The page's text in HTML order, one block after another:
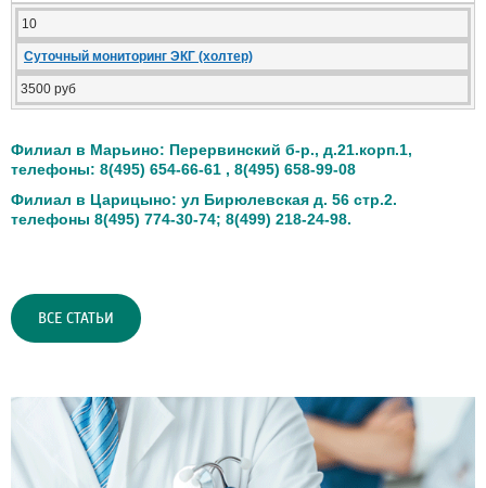
10
Суточный мониторинг ЭКГ (холтер)
3500 руб
Филиал в Марьино: Перервинский б-р., д.21.корп.1,
телефоны: 8(495) 654-66-61 , 8(495) 658-99-08
Филиал в Царицыно: ул Бирюлевская д. 56 стр.2.
телефоны 8(495) 774-30-74; 8(499) 218-24-98.
ВСЕ СТАТЬИ